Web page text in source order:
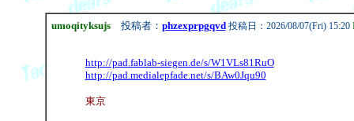
umoqityksujs投稿者： phzexprpgqvd 投稿日：2026/08/07(Fri) 15:20
http://pad.fablab-siegen.de/s/W1VLs81RuO
http://pad.medialepfade.net/s/BAw0Jqu90
東京